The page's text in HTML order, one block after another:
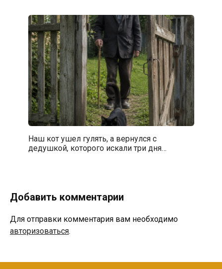
Наш кот ушел гулять, а вернулся с
дедушкой, которого искали три дня…
Добавить комментарии
Для отправки комментария вам необходимо
авторизоваться.